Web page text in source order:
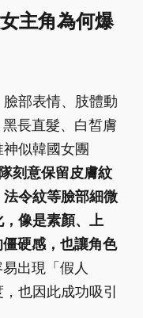
主角為何爆
臉部表情、肢體動
長直髮、白皙膚
似韓國女團
刻意保留皮膚紋
令紋等臉部細微
像是素顏、上
硬感，也讓角色
出現「假人
也因此成功吸引